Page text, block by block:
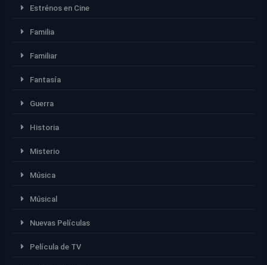
Estrénos en Cine
Familia
Familiar
Fantasía
Guerra
Historia
Misterio
Música
Músical
Nuevas Películas
Película de TV